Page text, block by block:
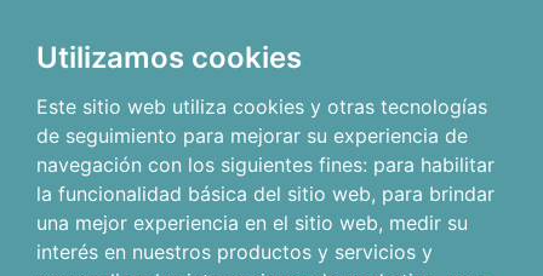
Utilizamos cookies
Este sitio web utiliza cookies y otras tecnologías
de seguimiento para mejorar su experiencia de
navegación con los siguientes fines: para habilitar
la funcionalidad básica del sitio web, para brindar
una mejor experiencia en el sitio web, medir su
interés en nuestros productos y servicios y